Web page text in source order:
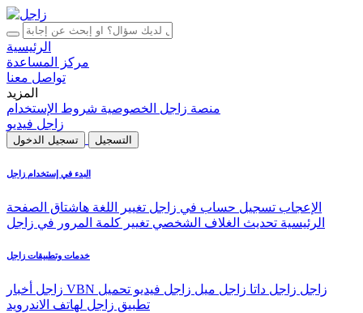
الرئيسية
مركز المساعدة
تواصل معنا
المزيد
منصة زاجل الخصوصية شروط الإستخدام
زاجل فيديو
تسجيل الدخول التسجيل
البدء في إستخدام زاجل
الإعجاب تسجيل حساب في زاجل تغيير اللغة هاشتاق الصفحة
الرئيسية تحديث الغلاف الشخصي تغيير كلمة المرور في زاجل
خدمات وتطبيقات زاجل
VBN زاجل زاجل داتا زاجل ميل زاجل فيديو تحميل
تطبيق زاجل لهاتف الاندرويد